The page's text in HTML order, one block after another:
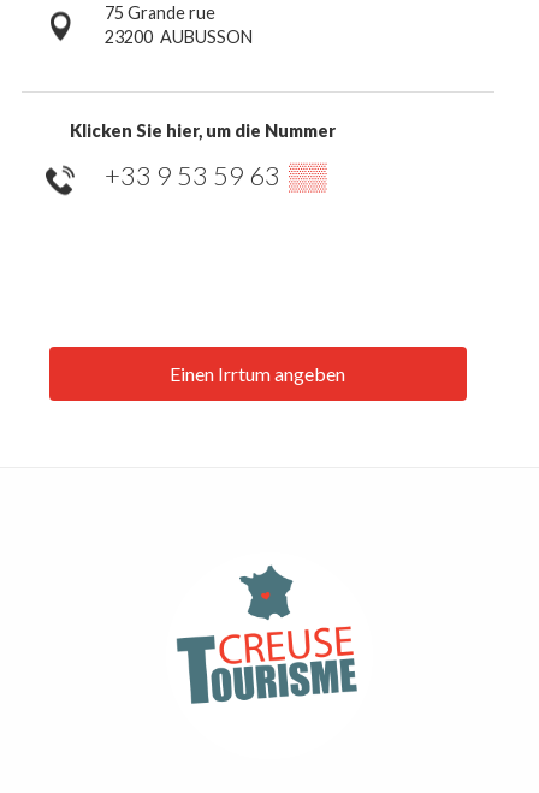
75 Grande rue
23200 AUBUSSON
Klicken Sie hier, um die Nummer
+33 9 53 59 63 ▒▒
Einen Irrtum angeben